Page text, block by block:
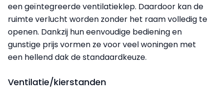
een geïntegreerde ventilatieklep. Daardoor kan de
ruimte verlucht worden zonder het raam volledig te
openen. Dankzij hun eenvoudige bediening en
gunstige prijs vormen ze voor veel woningen met
een hellend dak de standaardkeuze.
Ventilatie/kierstanden